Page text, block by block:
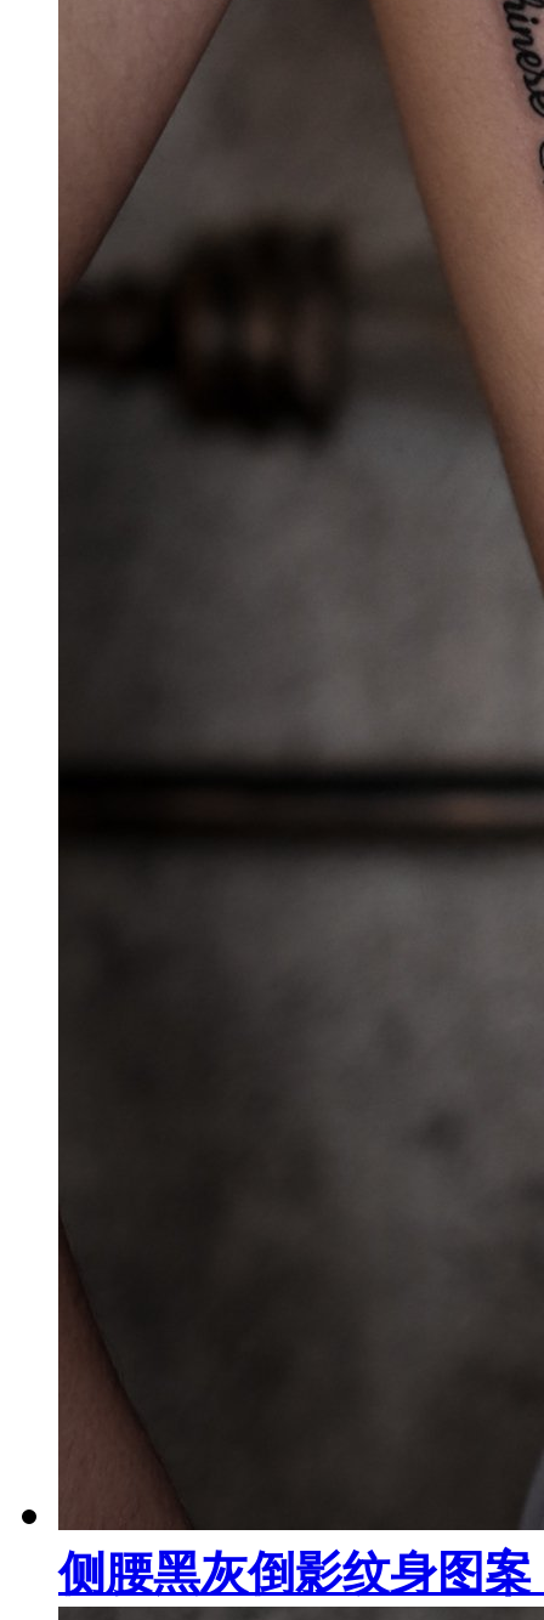
侧腰黑灰倒影纹身图案